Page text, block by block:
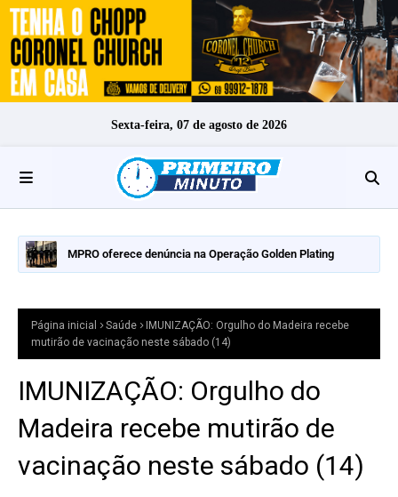
Sexta-feira, 07 de agosto de 2026
MPRO oferece denúncia na Operação Golden Plating
Página inicial Saúde
IMUNIZAÇÃO: Orgulho do Madeira recebe
mutirão de vacinação neste sábado (14)
IMUNIZAÇÃO: Orgulho do
Madeira recebe mutirão de
vacinação neste sábado (14)